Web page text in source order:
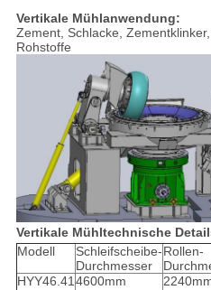
Vertikale Mühlanwendung:
Zement, Schlacke,
Rohstoffe
Vertikale Mühltechnische
Modell
Schleifscheibe-
Durchmesser
Rollen-
HYY46.414600mm